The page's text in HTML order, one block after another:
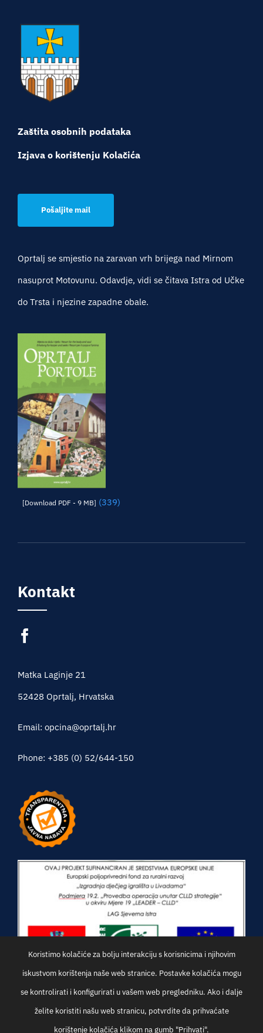
Zaštita osobnih podataka
Izjava o korištenju Kolačića
Pošaljite mail
Oprtalj se smjestio na zaravan vrh brijega nad Mirnom
nasuprot Motovunu. Odavdje, vidi se čitava Istra od Učke
do Trsta i njezine zapadne obale.
[Download PDF - 9 MB] (339)
Kontakt
Matka Laginje 21
52428 Oprtalj, Hrvatska
Email: opcina@oprtalj.hr
Phone: +385 (0) 52/644-150
Koristimo kolačiće za bolju interakciju s korisnicima i njihovim
iskustvom korištenja naše web stranice. Postavke kolačića mogu
se kontrolirati i konfigurirati u vašem web pregledniku. Ako i dalje
želite koristiti našu web stranicu, potvrdite da prihvaćate
korištenje kolačića klikom na gumb "Prihvati".